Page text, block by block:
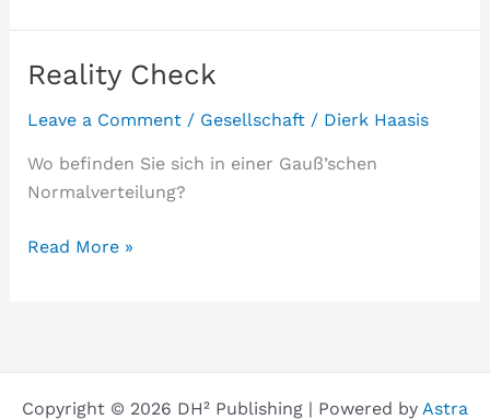
fast
Reality Check
Leave a Comment / Gesellschaft/ Dierk Haasis
Wo befinden Sie sich in einer Gauß’schen
Normalverteilung?
Reality
Read More »
Copyright © 2026 DH² Publishing | Powered by Astra